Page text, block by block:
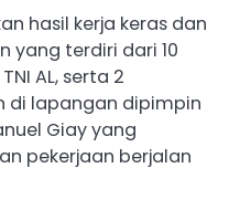
hasil kerja keras dan
yang terdiri dari 10
AL, serta 2
di lapangan dipimpin
Giay yang
pekerjaan berjalan